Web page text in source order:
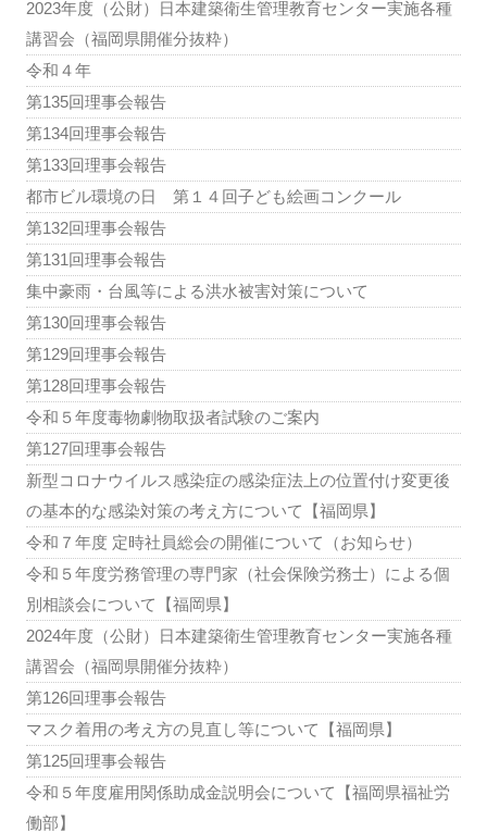
2023年度（公財）日本建築衛生管理教育センター実施各種
講習会（福岡県開催分抜粋）
令和４年
第135回理事会報告
第134回理事会報告
第133回理事会報告
都市ビル環境の日 第１４回子ども絵画コンクール
第132回理事会報告
第131回理事会報告
集中豪雨・台風等による洪水被害対策について
第130回理事会報告
第129回理事会報告
第128回理事会報告
令和５年度毒物劇物取扱者試験のご案内
第127回理事会報告
新型コロナウイルス感染症の感染症法上の位置付け変更後
の基本的な感染対策の考え方について【福岡県】
令和７年度 定時社員総会の開催について（お知らせ）
令和５年度労務管理の専門家（社会保険労務士）による個
別相談会について【福岡県】
2024年度（公財）日本建築衛生管理教育センター実施各種
講習会（福岡県開催分抜粋）
第126回理事会報告
マスク着用の考え方の見直し等について【福岡県】
第125回理事会報告
令和５年度雇用関係助成金説明会について【福岡県福祉労
働部】